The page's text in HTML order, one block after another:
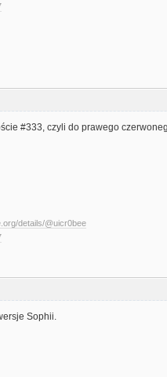
#333, czyli do prawego
details/@uicr0bee
Sophii.